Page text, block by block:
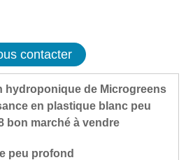
contacter
hydroponique de Microgreens
en plastique blanc peu
bon marché à vendre
peu profond